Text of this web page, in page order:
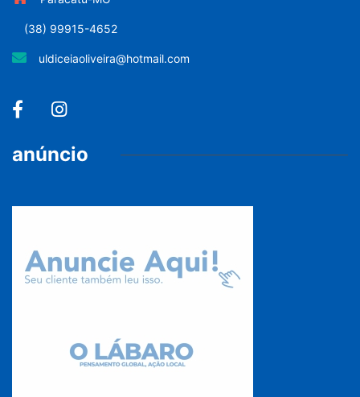
(38) 99915-4652
uldiceiaoliveira@hotmail.com
anúncio